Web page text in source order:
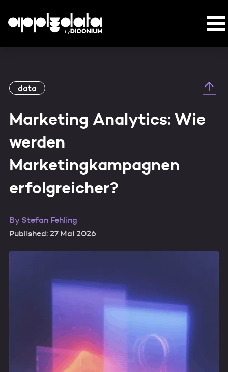
data
Marketing Analytics: Wie
werden
Marketingkampagnen
erfolgreicher?
By Stefan Fehling
Published: 27 Mai 2026